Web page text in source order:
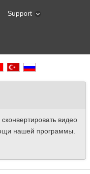
Support
видео
нашей программы.